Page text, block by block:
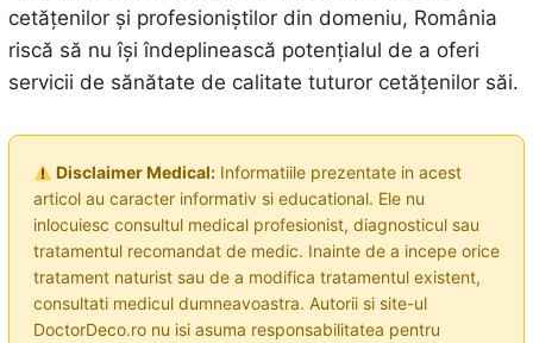
cetățenilor și profesioniștilor din domeniu, România
riscă să nu își îndeplinească potențialul de a oferi
servicii de sănătate de calitate tuturor cetățenilor săi.
Disclaimer Medical:Informatiile prezentate in acest
articol au caracter informativ si educational. Ele nu
inlocuiesc consultul medical profesionist, diagnosticul sau
tratamentul recomandat de medic. Inainte de a incepe orice
tratament naturist sau de a modifica tratamentul existent,
consultati medicul dumneavoastra. Autorii si site-ul
DoctorDeco.ro nu isi asuma responsabilitatea pentru